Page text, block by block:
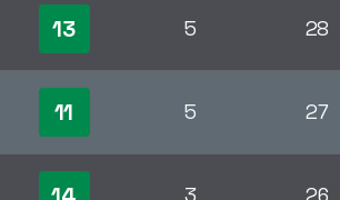
13 5 28
11 5 27
3 26